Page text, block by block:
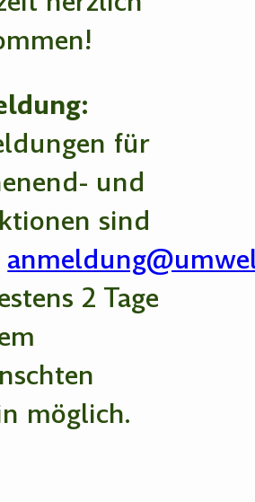
für
und
sind
2 Tage
möglich.